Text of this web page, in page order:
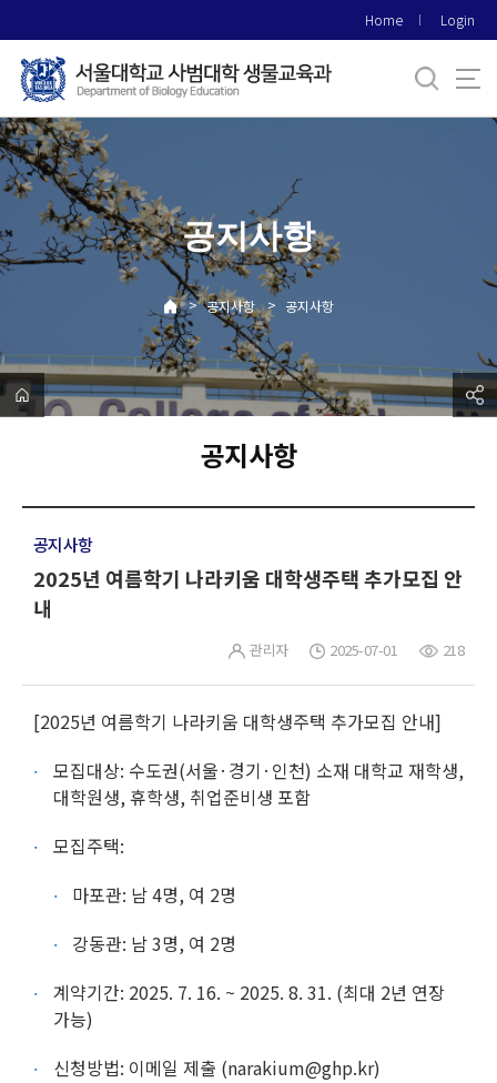
로
메
뉴
Home Login
공지사항
> 공지사항 > 공지사항
공지사항
공지사항
2025년 여름학기 나라키움 대학생주택 추가모집 안
내
관리자 2025-07-01 218
[2025년 여름학기 나라키움 대학생주택 추가모집 안내]
모집대상: 수도권(서울·경기·인천) 소재 대학교 재학생,
대학원생, 휴학생, 취업준비생 포함
모집주택:
마포관: 남 4명, 여 2명
강동관: 남 3명, 여 2명
계약기간: 2025. 7. 16. ~ 2025. 8. 31. (최대 2년 연장
가능)
신청방법: 이메일 제출 (narakium@ghp.kr)